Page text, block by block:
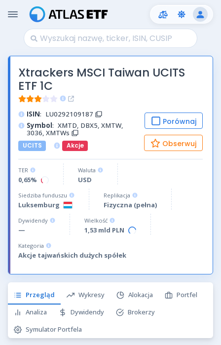
Xtrackers MSCI Taiwan UCITS
ETF 1C
ISIN: LU0292109187
Symbol: XMTD, DBX5, XMTW,
3036, XMTWs
UCITS Akcje
Porównaj
Obserwuj
TER
0,65%
Waluta
USD
Siedziba funduszu
Luksemburg
Replikacja
Fizyczna (pełna)
Dywidendy
—
Wielkość
1,53 mld PLN
Kategoria
Akcje tajwańskich dużych spółek
Przegląd Wykresy Alokacja
Portfel
Analiza
Dywidendy
Brokerzy
Symulator Portfela